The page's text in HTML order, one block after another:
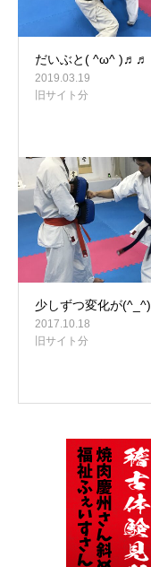
だいぶと( ^ω^ )♬♬
2019.03.19
旧サイト分
少しずつ変化が(^_^)
2017.10.18
旧サイト分